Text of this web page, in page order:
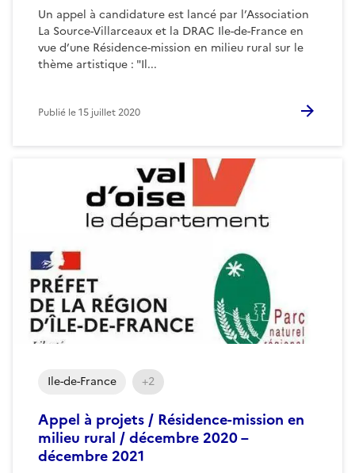
Un appel à candidature est lancé par l’Association
La Source-Villarceaux et la DRAC Ile-de-France en
vue d’une Résidence-mission en milieu rural sur le
thème artistique : "Il...
Publié le15 juillet 2020
Appel à projets / Résidence-mission en
milieu rural / décembre 2020 –
décembre 2021
Ile-de-France +2